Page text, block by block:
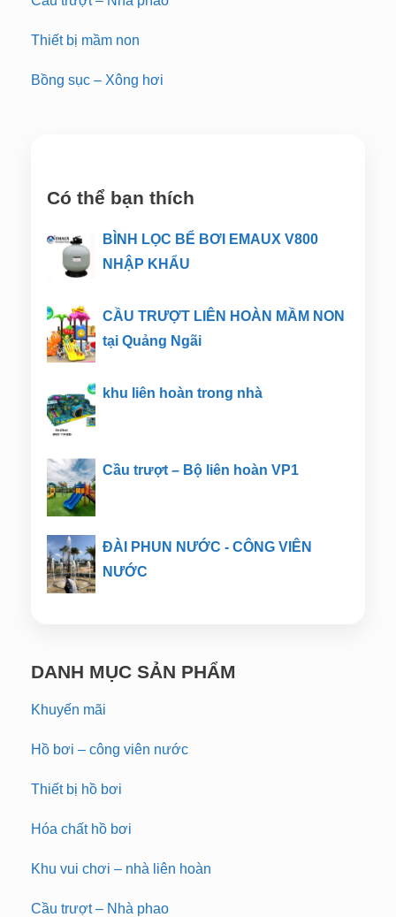
Thiết bị mầm non
Bồng sục – Xông hơi
Có thể bạn thích
BÌNH LỌC BỂ BƠI EMAUX V800
NHẬP KHẨU
CẦU TRƯỢT LIÊN HOÀN MẦM NON
tại Quảng Ngãi
khu liên hoàn trong nhà
Cầu trượt – Bộ liên hoàn VP1
ĐÀI PHUN NƯỚC - CÔNG VIÊN
NƯỚC
DANH MỤC SẢN PHẨM
Khuyến mãi
Hồ bơi – công viên nước
Thiết bị hồ bơi
Hóa chất hồ bơi
Khu vui chơi – nhà liên hoàn
Cầu trượt – Nhà phao